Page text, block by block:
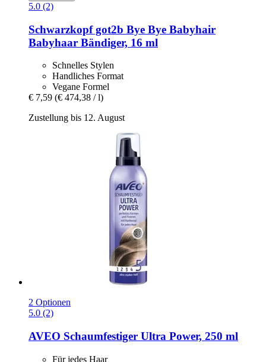
5.0 (2)
Schwarzkopfgot2b Bye Bye Babyhair
Babyhaar Bändiger, 16 ml
Schnelles Stylen
Handliches Format
Vegane Formel
€ 7,59 (€ 474,38 / l)
Zustellung bis 12. August
2 Optionen
5.0 (2)
AVEO Schaumfestiger Ultra Power, 250 ml
Für jedes Haar